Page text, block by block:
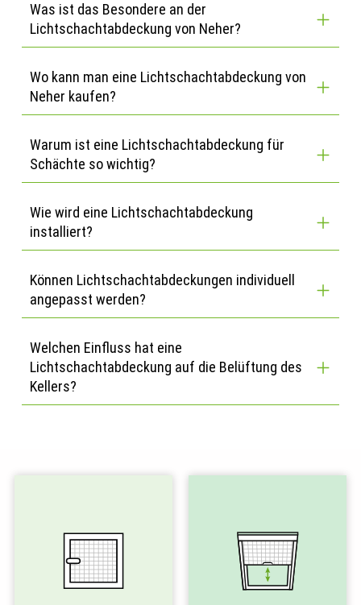
Was ist das Besondere an der
Lichtschachtabdeckung von Neher?
Wo kann man eine Lichtschachtabdeckung von
Neher kaufen?
Warum ist eine Lichtschachtabdeckung für
Schächte so wichtig?
Wie wird eine Lichtschachtabdeckung
installiert?
Können Lichtschachtabdeckungen individuell
angepasst werden?
Welchen Einfluss hat eine
Lichtschachtabdeckung auf die Belüftung des
Kellers?